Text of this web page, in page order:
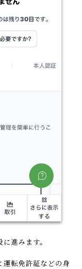
進みます。
運転免許証などの身